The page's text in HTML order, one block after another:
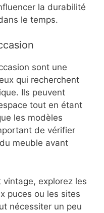
la durabilité
le temps.
sont une
qui recherchent
Ils peuvent
tout en étant
les modèles
de vérifier
meuble avant
explorez les
puces ou les sites
nécessiter un peu